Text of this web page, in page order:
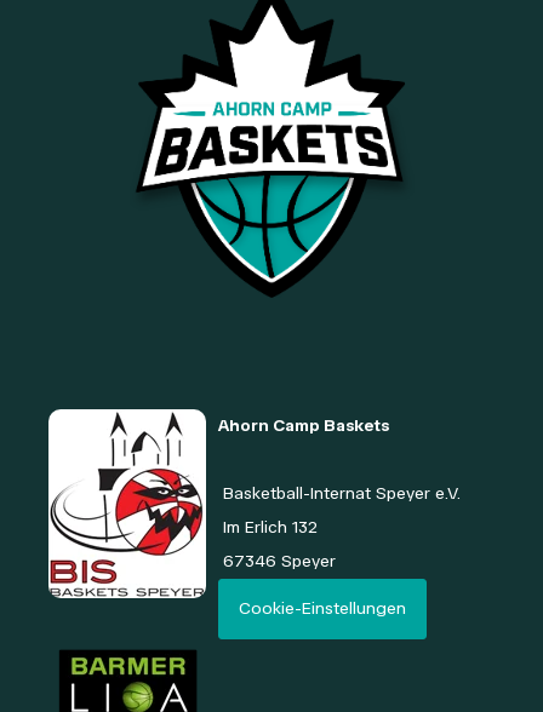
Ahorn Camp Baskets
Basketball-Internat Speyer e.V.
Im Erlich 132
67346 Speyer
Cookie-Einstellungen